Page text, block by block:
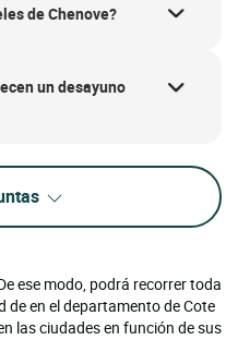
de Chenove?
un desayuno
ese modo, podrá recorrer toda
de en el departamento de Cote
las ciudades en función de sus